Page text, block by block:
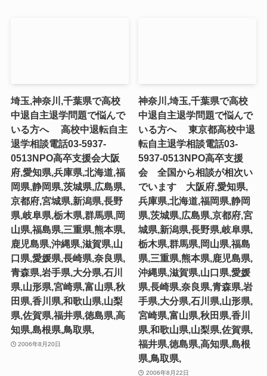
埼玉,神奈川,千葉県で高校
中退自主退学問題で悩んで
いる方へ 高校中退転自主
退学相談電話03-5937-
0513NPO高卒支援会大阪
府,愛知県,兵庫県,北海道,福
岡県,静岡県,茨城県,広島県,
京都府,宮城県,新潟県,長野
県,岐阜県,栃木県,群馬県,岡
山県,福島県,三重県,熊本県,
鹿児島県,沖縄県,滋賀県,山
口県,愛媛県,長崎県,奈良県,
青森県,岩手県,大分県,石川
県,山形県,宮崎県,富山県,秋
田県,香川県,和歌山県,山梨
県,佐賀県,福井県,徳島県,高
知県,島根県,鳥取県,
2006年8月20日
神奈川,埼玉,千葉県で高校
中退自主退学問題で悩んで
いる方へ 東京都高校中退
転自主退学相談電話03-
5937-0513NPO高卒支援
会 全国から相談が相次い
でいます 大阪府,愛知県,
兵庫県,北海道,福岡県,静岡
県,茨城県,広島県,京都府,宮
城県,新潟県,長野県,岐阜県,
栃木県,群馬県,岡山県,福島
県,三重県,熊本県,鹿児島県,
沖縄県,滋賀県,山口県,愛媛
県,長崎県,奈良県,青森県,岩
手県,大分県,石川県,山形県,
宮崎県,富山県,秋田県,香川
県,和歌山県,山梨県,佐賀県,
福井県,徳島県,高知県,島根
県,鳥取県,
2006年8月22日